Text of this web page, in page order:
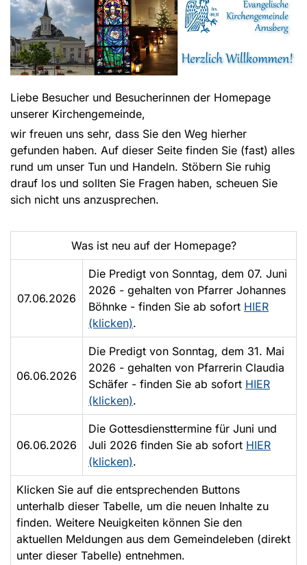
Liebe Besucher und Besucherinnen der Homepage
unserer Kirchengemeinde,
wir freuen uns sehr, dass Sie den Weg hierher
gefunden haben. Auf dieser Seite finden Sie (fast) alles
rund um unser Tun und Handeln. Stöbern Sie ruhig
drauf los und sollten Sie Fragen haben, scheuen Sie
sich nicht uns anzusprechen.
Was ist neu auf der Homepage?
07.06.2026
Die Predigt von Sonntag, dem 07. Juni
2026 - gehalten von Pfarrer Johannes
Böhnke - finden Sie ab sofort HIER
(klicken).
06.06.2026
Die Predigt von Sonntag, dem 31. Mai
2026 - gehalten von Pfarrerin Claudia
Schäfer - finden Sie ab sofort HIER
(klicken).
06.06.2026
Die Gottesdiensttermine für Juni und
Juli 2026 finden Sie ab sofort HIER
(klicken).
Klicken Sie auf die entsprechenden Buttons
unterhalb dieser Tabelle, um die neuen Inhalte zu
finden. Weitere Neuigkeiten können Sie den
aktuellen Meldungen aus dem Gemeindeleben (direkt
unter dieser Tabelle) entnehmen.